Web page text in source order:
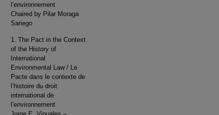
l’environnement
Chaired by Pilar Moraga
Sariego
1. The Pact in the Context
of the History of
International
Environmental Law / Le
Pacte dans le contexte de
l’histoire du droit
international de
l’environnement